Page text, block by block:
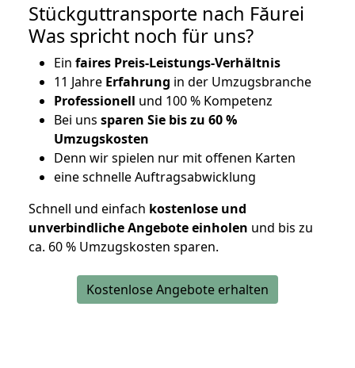
Stückguttransporte nach Făurei
Was spricht noch für uns?
Ein faires Preis-Leistungs-Verhältnis
11 Jahre Erfahrung in der Umzugsbranche
Professionell und 100 % Kompetenz
Bei uns sparen Sie bis zu 60 %
Umzugskosten
Denn wir spielen nur mit offenen Karten
eine schnelle Auftragsabwicklung
Schnell und einfach kostenlose und
unverbindliche Angebote einholen und bis zu
ca. 60 % Umzugskosten sparen.
Kostenlose Angebote erhalten